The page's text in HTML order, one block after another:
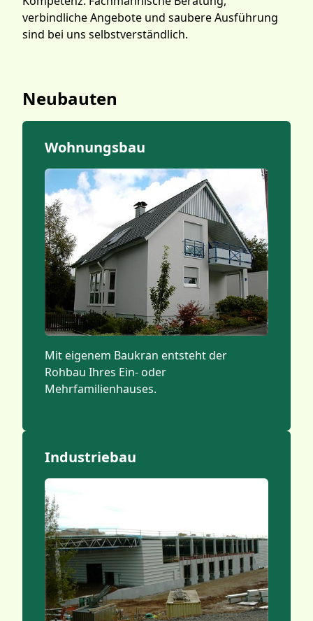
verbindliche Angebote und saubere Ausführung
sind bei uns selbstverständlich.
Neubauten
Wohnungsbau
Mit eigenem Baukran entsteht der
Rohbau Ihres Ein- oder
Mehrfamilienhauses.
Industriebau